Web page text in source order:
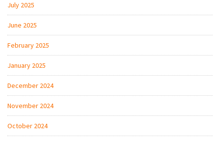
July 2025
June 2025
February 2025
January 2025
December 2024
November 2024
October 2024